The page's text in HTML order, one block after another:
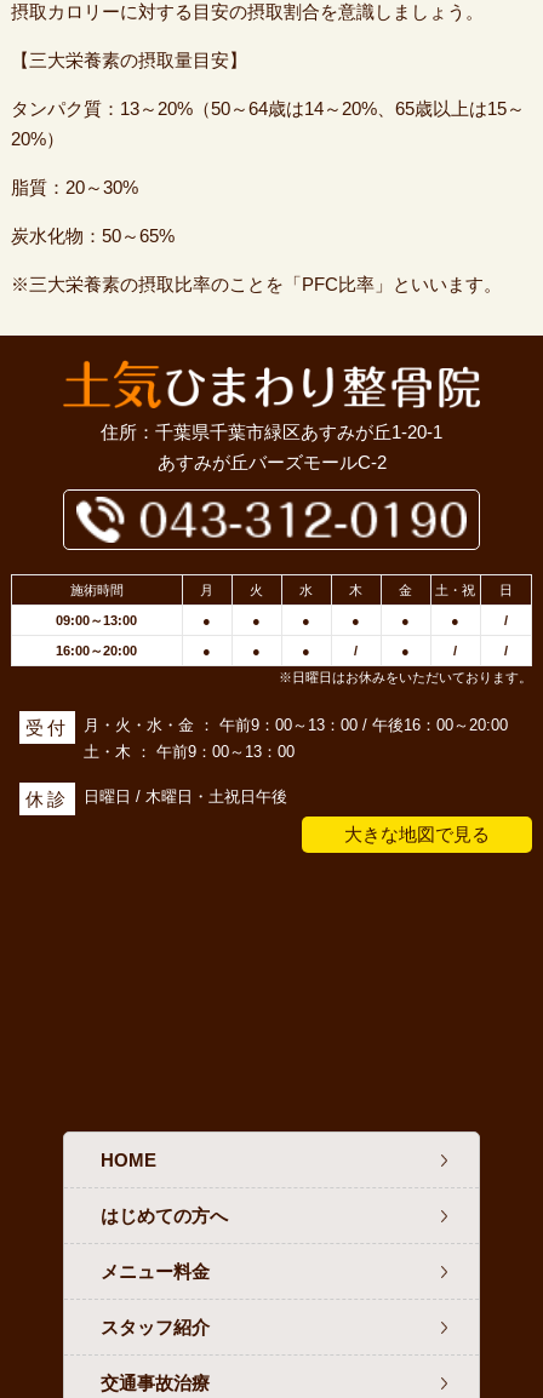
摂取カロリーに対する目安の摂取割合を意識しましょう。
【三大栄養素の摂取量目安】
タンパク質：13～20%（50～64歳は14～20%、65歳以上は15～
20%）
脂質：20～30%
炭水化物：50～65%
※三大栄養素の摂取比率のことを「PFC比率」といいます。
住所：千葉県千葉市緑区あすみが丘1-20-1
あすみが丘バーズモールC-2
施術時間 月 火 水 木 金 土・祝 日
09:00～13:00 ● ● ● ● ● ● /
16:00～20:00 ● ● ● / ● /
/
※日曜日はお休みをいただいております。
受付
月・火・水・金 ： 午前9：00～13：00 / 午後16：00～20:00
土・木 ： 午前9：00～13：00
休診 日曜日 / 木曜日・土祝日午後
大きな地図で見る
HOME
はじめての方へ
メニュー料金
スタッフ紹介
交通事故治療